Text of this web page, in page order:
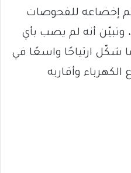
إخضاعه للفحوصات
وتبيّن أنه لم يصب بأي
شكّل ارتياحًا واسعًا في
وأقاربه